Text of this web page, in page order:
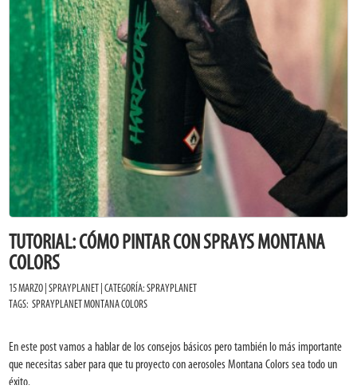
TUTORIAL: CÓMO PINTAR CON SPRAYS MONTANA
COLORS
15 MARZO | SPRAYPLANET | CATEGORÍA:SPRAYPLANET
TAGS: SPRAYPLANETMONTANA COLORS
En este post vamos a hablar de los consejos básicos pero también lo más importante
que necesitas saber para que tu proyecto con aerosoles Montana Colors sea todo un
éxito.